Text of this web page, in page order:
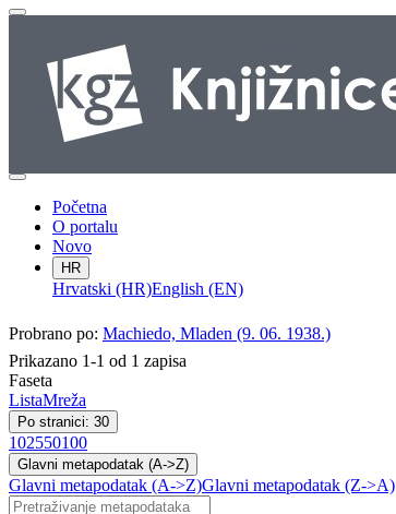
Početna
O portalu
Novo
HR
Hrvatski (HR)English (EN)
Probrano po: Machiedo, Mladen (9. 06. 1938.)
Prikazano 1-1 od 1 zapisa
Faseta
ListaMreža
Po stranici: 30
102550100
Glavni metapodatak (A->Z)
Glavni metapodatak (A->Z)Glavni metapodatak (Z->A)